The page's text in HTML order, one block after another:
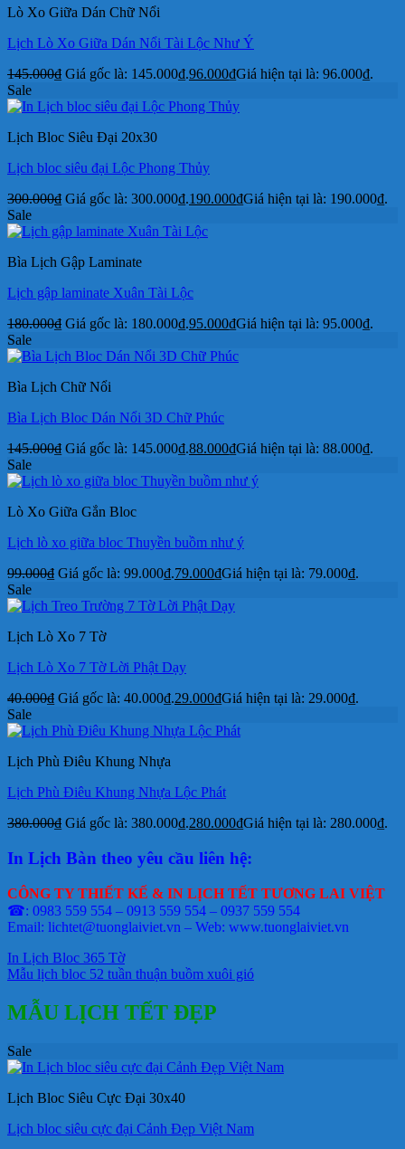
Lò Xo Giữa Dán Chữ Nổi
Lịch Lò Xo Giữa Dán Nổi Tài Lộc Như Ý
145.000₫ Giá gốc là: 145.000₫.96.000₫Giá hiện tại là: 96.000₫.
Sale
Lịch Bloc Siêu Đại 20x30
Lịch bloc siêu đại Lộc Phong Thủy
300.000₫ Giá gốc là: 300.000₫.190.000₫Giá hiện tại là: 190.000₫.
Sale
Bìa Lịch Gập Laminate
Lịch gập laminate Xuân Tài Lộc
180.000₫ Giá gốc là: 180.000₫.95.000₫Giá hiện tại là: 95.000₫.
Sale
Bìa Lịch Chữ Nổi
Bìa Lịch Bloc Dán Nổi 3D Chữ Phúc
145.000₫ Giá gốc là: 145.000₫.88.000₫Giá hiện tại là: 88.000₫.
Sale
Lò Xo Giữa Gắn Bloc
Lịch lò xo giữa bloc Thuyền buồm như ý
99.000₫ Giá gốc là: 99.000₫.79.000₫Giá hiện tại là: 79.000₫.
Sale
Lịch Lò Xo 7 Tờ
Lịch Lò Xo 7 Tờ Lời Phật Dạy
40.000₫ Giá gốc là: 40.000₫.29.000₫Giá hiện tại là: 29.000₫.
Sale
Lịch Phù Điêu Khung Nhựa
Lịch Phù Điêu Khung Nhựa Lộc Phát
380.000₫ Giá gốc là: 380.000₫.280.000₫Giá hiện tại là: 280.000₫.
In Lịch Bàn theo yêu cầu liên hệ:
CÔNG TY THIẾT KẾ & IN LỊCH TẾT TƯƠNG LAI VIỆT
☎: 0983 559 554 – 0913 559 554 – 0937 559 554
Email: lichtet@tuonglaiviet.vn – Web: www.tuonglaiviet.vn
In Lịch Bloc 365 Tờ
Mẫu lịch bloc 52 tuần thuận buồm xuôi gió
MẪU LỊCH TẾT ĐẸP
Sale
Lịch Bloc Siêu Cực Đại 30x40
Lịch bloc siêu cực đại Cảnh Đẹp Việt Nam